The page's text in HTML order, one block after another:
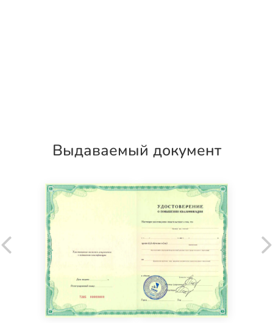
Выдаваемый документ